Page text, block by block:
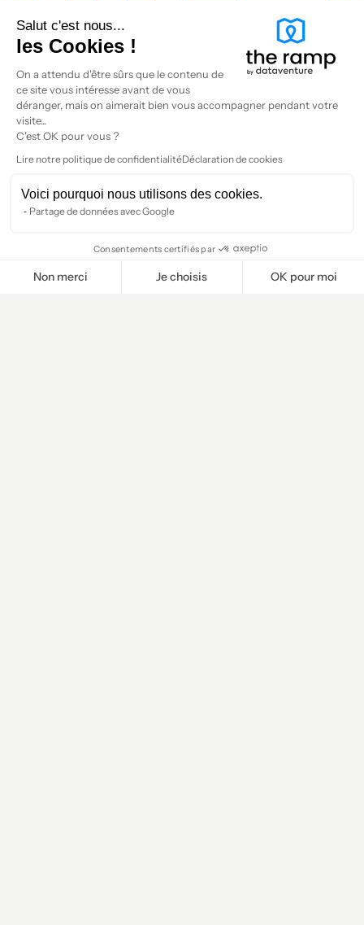
Salut c'est nous...
les Cookies !
On a attendu d'être sûrs que le contenu de
ce site vous intéresse avant de vous
déranger, mais on aimerait bien vous accompagner pendant votre
visite...
C'est OK pour vous ?
Lire notre politique de confidentialitéDéclaration de cookies
Voici pourquoi nous utilisons des cookies.
Partage de données avec Google
Consentements certifiés par
Non merci Je choisis OK pour moi